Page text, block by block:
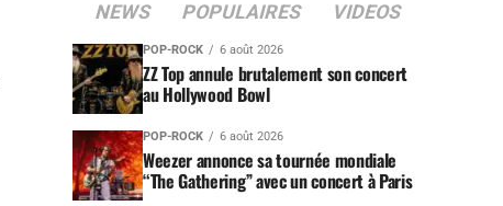
NEWS POPULAIRES VIDEOS
POP-ROCK 6 août 2026
ZZ Top annule brutalement son concert
au Hollywood Bowl
POP-ROCK 6 août 2026
Weezer annonce sa tournée mondiale
“The Gathering” avec un concert à Paris